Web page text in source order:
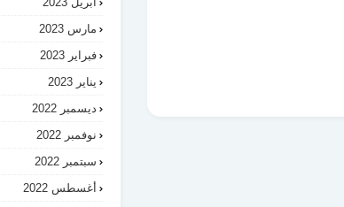
مارس 2023
فبراير 2023
يناير 2023
ديسمبر 2022
نوفمبر 2022
سبتمبر 2022
أغسطس 2022